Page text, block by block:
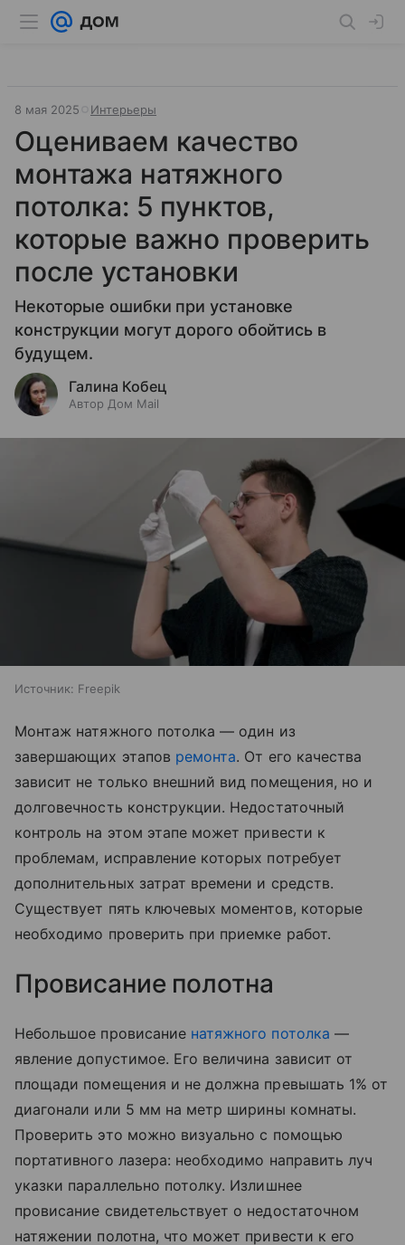
8 мая 2025 Интерьеры
Оцениваем качество
монтажа натяжного
потолка: 5 пунктов,
которые важно проверить
после установки
Некоторые ошибки при установке
конструкции могут дорого обойтись в
будущем.
Галина Кобец
Автор Дом Mail
Источник: Freepik
Монтаж натяжного потолка — один из
завершающих этапов ремонта. От его качества
зависит не только внешний вид помещения, но и
долговечность конструкции. Недостаточный
контроль на этом этапе может привести к
проблемам, исправление которых потребует
дополнительных затрат времени и средств.
Существует пять ключевых моментов, которые
необходимо проверить при приемке работ.
Провисание полотна
Небольшое провисание натяжного потолка —
явление допустимое. Его величина зависит от
площади помещения и не должна превышать 1% от
диагонали или 5 мм на метр ширины комнаты.
Проверить это можно визуально с помощью
портативного лазера: необходимо направить луч
указки параллельно потолку. Излишнее
провисание свидетельствует о недостаточном
натяжении полотна, что может привести к его